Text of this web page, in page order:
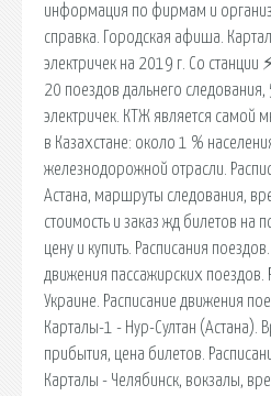
информация по фирмам и
справка. Городская афиша.
электричек на 2019 г. Со станции
20 поездов дальнего
электричек. КТЖ является самой
в Казахстане: около 1 %
железнодорожной отрасли.
Астана, маршруты следования,
стоимость и заказ жд билетов на
цену и купить. Расписания
движения пассажирских поездов.
Украине. Расписание движения
Карталы-1 - Нур-Султан (Астана).
прибытия, цена билетов.
Карталы - Челябинск, вокзалы,